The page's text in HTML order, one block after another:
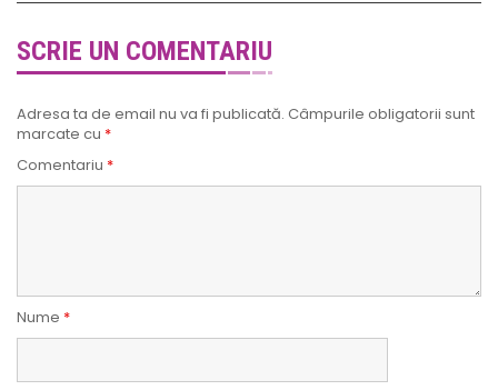
SCRIE UN COMENTARIU
Adresa ta de email nu va fi publicată. Câmpurile obligatorii sunt
marcate cu *
Comentariu *
Nume *